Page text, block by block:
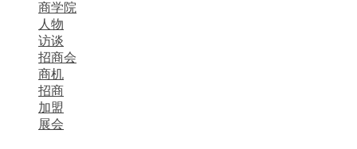
商学院
人物
访谈
招商会
商机
招商
加盟
展会